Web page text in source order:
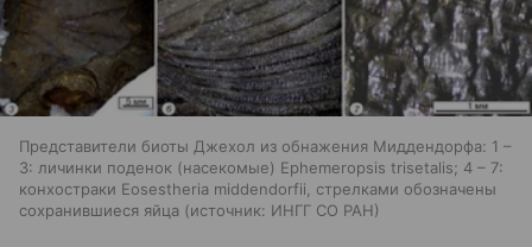
Представители биоты Джехол из обнажения Миддендорфа: 1 –
3: личинки поденок (насекомые) Ephemeropsis trisetalis; 4 – 7:
конхостраки Eosestheria middendorfii, стрелками обозначены
сохранившиеся яйца
источник: ИНГГ СО РАН